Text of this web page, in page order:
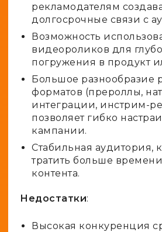
рекламодателям
долгосрочные связи с
Возможность
видеороликов для
погружения в продукт
Большое разнообразие
форматов (прероллы,
интеграции, инстрим-
позволяет гибко
кампании.
Стабильная аудитория,
тратить больше
контента.
Недостатки:
Высокая конкуренция